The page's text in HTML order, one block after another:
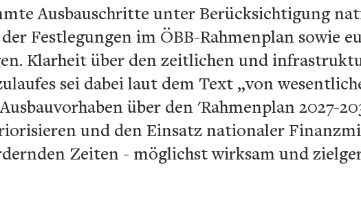
Ausbauschritte unter Berücksichtigung
Festlegungen im ÖBB-Rahmenplan sowie
Klarheit über den zeitlichen und
sei dabei laut dem Text „von
über den 'Rahmenplan 2027-
und den Einsatz nationaler
Zeiten - möglichst wirksam und